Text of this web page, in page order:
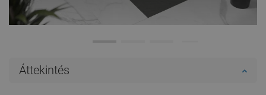
Áttekintés